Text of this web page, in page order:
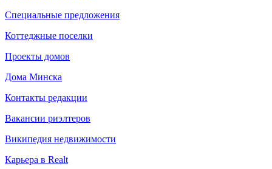
Специальные предложения
Коттеджные поселки
Проекты домов
Дома Минска
Контакты редакции
Вакансии риэлтеров
Википедия недвижимости
Карьера в Realt